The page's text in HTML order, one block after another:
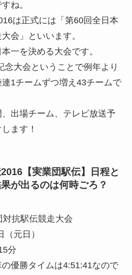
ね。
は正式には「第60回全日本
会」といいます。
一を決める大会です。
念大会ということで例年より
1チームずつ増え43チームで
出場チーム、テレビ放送予
ます！
【実業団駅伝】日程と
が出るのは何時ごろ？
抗駅伝競走大会
元日）
分
優勝タイムは4:51:41なので